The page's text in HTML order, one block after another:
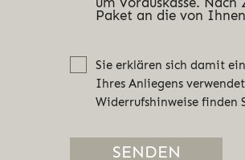
Paket an die von
Sie erklären sich damit
Ihres Anliegens
Widerrufshinweise finden